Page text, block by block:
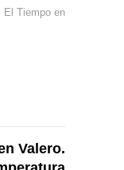
El Tiempo en
Valero.